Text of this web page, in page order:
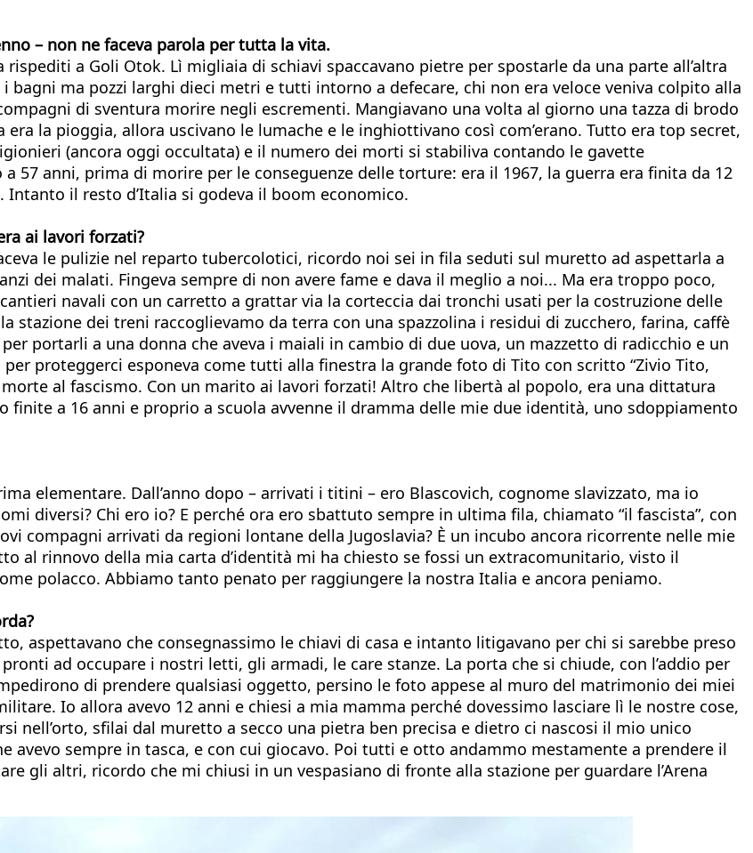
– non ne faceva parola per tutta la vita.
a Goli Otok. Lì migliaia di schiavi spaccavano pietre per spostarle da una parte all’altra
bagni ma pozzi larghi dieci metri e tutti intorno a defecare, chi non era veloce veniva colpito alla
di sventura morire negli escrementi. Mangiavano una volta al giorno una tazza di brodo
la pioggia, allora uscivano le lumache e le inghiottivano così com’erano. Tutto era top secret,
(ancora oggi occultata) e il numero dei morti si stabiliva contando le gavette
57 anni, prima di morire per le conseguenze delle torture: era il 1967, la guerra era finita da 12
il resto d’Italia si godeva il boom economico.
ai lavori forzati?
le pulizie nel reparto tubercolotici, ricordo noi sei in fila seduti sul muretto ad aspettarla a
dei malati. Fingeva sempre di non avere fame e dava il meglio a noi... Ma era troppo poco,
navali con un carretto a grattar via la corteccia dai tronchi usati per la costruzione delle
stazione dei treni raccoglievamo da terra con una spazzolina i residui di zucchero, farina, caffè
portarli a una donna che aveva i maiali in cambio di due uova, un mazzetto di radicchio e un
proteggerci esponeva come tutti alla finestra la grande foto di Tito con scritto “Zivio Tito,
al fascismo. Con un marito ai lavori forzati! Altro che libertà al popolo, era una dittatura
finite a 16 anni e proprio a scuola avvenne il dramma delle mie due identità, uno sdoppiamento
elementare. Dall’anno dopo – arrivati i titini – ero Blascovich, cognome slavizzato, ma io
diversi? Chi ero io? E perché ora ero sbattuto sempre in ultima fila, chiamato “il fascista”, con
compagni arrivati da regioni lontane della Jugoslavia? È un incubo ancora ricorrente nelle mie
al rinnovo della mia carta d’identità mi ha chiesto se fossi un extracomunitario, visto il
polacco. Abbiamo tanto penato per raggiungere la nostra Italia e ancora peniamo.
aspettavano che consegnassimo le chiavi di casa e intanto litigavano per chi si sarebbe preso
ad occupare i nostri letti, gli armadi, le care stanze. La porta che si chiude, con l’addio per
di prendere qualsiasi oggetto, persino le foto appese al muro del matrimonio dei miei
Io allora avevo 12 anni e chiesi a mia mamma perché dovessimo lasciare lì le nostre cose,
nell’orto, sfilai dal muretto a secco una pietra ben precisa e dietro ci nascosi il mio unico
avevo sempre in tasca, e con cui giocavo. Poi tutti e otto andammo mestamente a prendere il
gli altri, ricordo che mi chiusi in un vespasiano di fronte alla stazione per guardare l’Arena